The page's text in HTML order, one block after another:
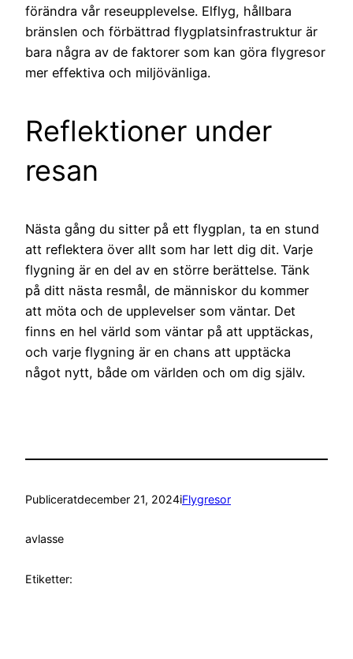
förändra vår reseupplevelse. Elflyg, hållbara
bränslen och förbättrad flygplatsinfrastruktur är
bara några av de faktorer som kan göra flygresor
mer effektiva och miljövänliga.
Reflektioner under
resan
Nästa gång du sitter på ett flygplan, ta en stund
att reflektera över allt som har lett dig dit. Varje
flygning är en del av en större berättelse. Tänk
på ditt nästa resmål, de människor du kommer
att möta och de upplevelser som väntar. Det
finns en hel värld som väntar på att upptäckas,
och varje flygning är en chans att upptäcka
något nytt, både om världen och om dig själv.
Publiceratdecember 21, 2024iFlygresor
avlasse
Etiketter: